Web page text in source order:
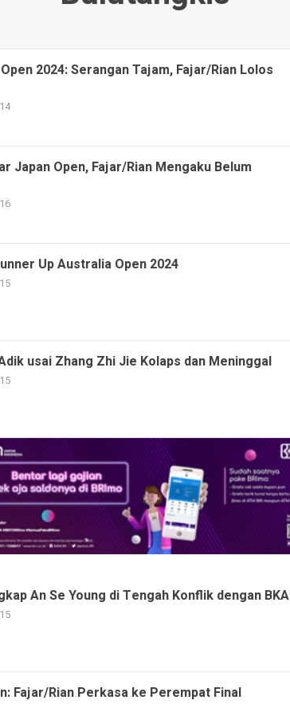
2024: Serangan Tajam, Fajar/Rian Lolos
Japan Open, Fajar/Rian Mengaku Belum
Up Australia Open 2024
usai Zhang Zhi Jie Kolaps dan Meninggal
An Se Young di Tengah Konflik dengan BKA
Fajar/Rian Perkasa ke Perempat Final